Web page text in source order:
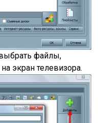
файлы,
экран телевизора.